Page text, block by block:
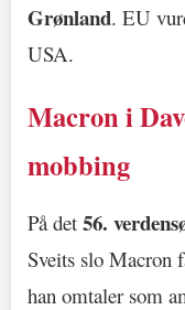
Grønland. EU
USA.
Macron i
mobbing
På det 56.
Sveits slo Macron
han omtaler som